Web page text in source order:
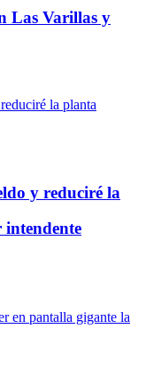
Las Varillas y
y reduciré la
intendente